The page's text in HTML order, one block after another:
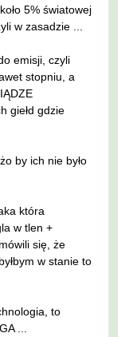
5% światowej
w zasadzie ...
emisji, czyli
stopniu, a
giełd gdzie
by ich nie było
która
w tlen +
się, że
w stanie to
to
...